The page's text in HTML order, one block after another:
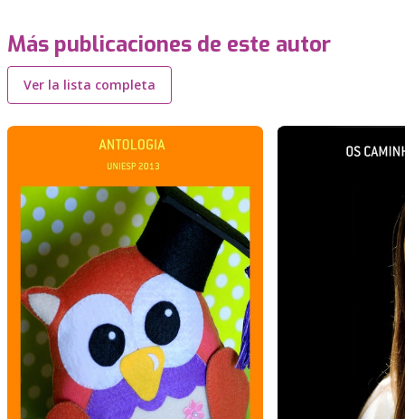
Más publicaciones de este autor
Ver la lista completa